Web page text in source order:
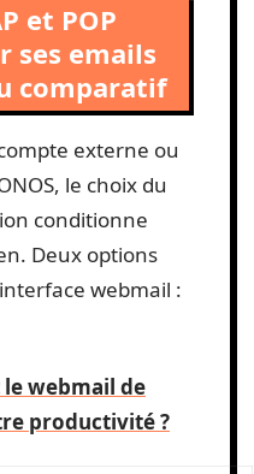
et POP
ses emails
comparatif
externe ou
le choix du
conditionne
Deux options
webmail :
webmail de
productivité ?